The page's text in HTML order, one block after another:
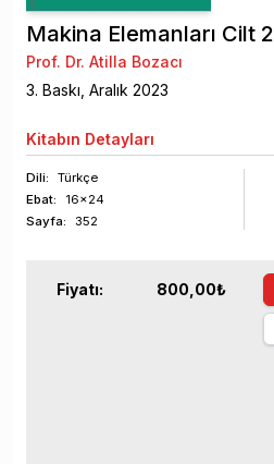
Makina Elemanları Cilt 2
Prof. Dr. Atilla Bozacı
3. Baskı, Aralık 2023
Kitabın Detayları
Dili:
Türkçe
Ebat:
16x24
Sayfa: 352
Fiyatı: 800,00₺